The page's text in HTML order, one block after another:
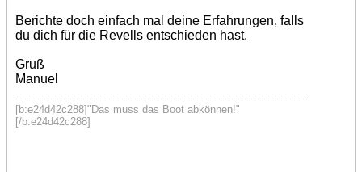
Berichte doch einfach mal deine Erfahrungen, falls
du dich für die Revells entschieden hast.
Gruß
Manuel
[b:e24d42c288]"Das muss das Boot abkönnen!"
[/b:e24d42c288]